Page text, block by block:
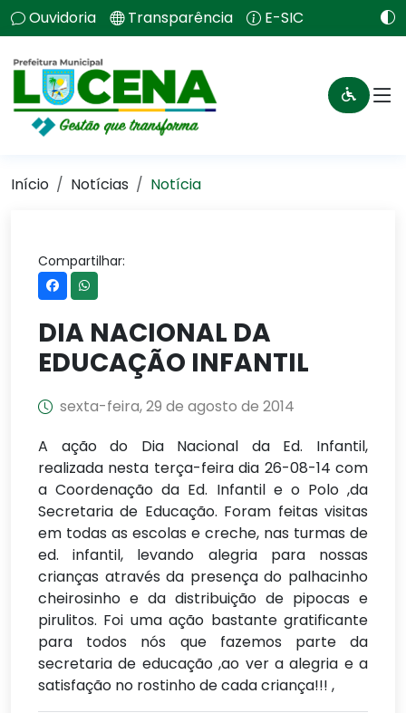
Ouvidoria Transparência E-SIC
Início Notícias Notícia
Compartilhar:
DIA NACIONAL DA
EDUCAÇÃO INFANTIL
sexta-feira, 29 de agosto de 2014
A ação do Dia Nacional da Ed. Infantil,
realizada nesta terça-feira dia 26-08-14 com
a Coordenação da Ed. Infantil e o Polo ,da
Secretaria de Educação. Foram feitas visitas
em todas as escolas e creche, nas turmas de
ed. infantil, levando alegria para nossas
crianças através da presença do palhacinho
cheirosinho e da distribuição de pipocas e
pirulitos. Foi uma ação bastante gratificante
para todos nós que fazemos parte da
secretaria de educação ,ao ver a alegria e a
satisfação no rostinho de cada criança!!! ,